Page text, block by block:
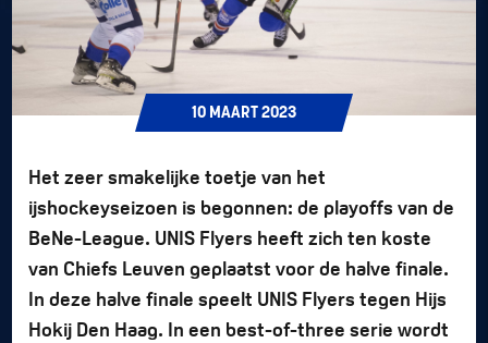
10 MAART 2023
Het zeer smakelijke toetje van het
ijshockeyseizoen is begonnen: de playoffs van de
BeNe-League. UNIS Flyers heeft zich ten koste
van Chiefs Leuven geplaatst voor de halve finale.
In deze halve finale speelt UNIS Flyers tegen Hijs
Hokij Den Haag. In een best-of-three serie wordt